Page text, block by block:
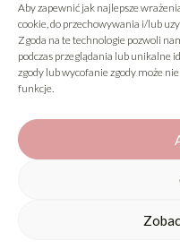
Aby zapewnić jak najlepsze
cookie, do przechowywania i/lub
Zgoda na te technologie pozwoli
podczas przeglądania lub unikalne
zgody lub wycofanie zgody może
funkcje.
elementy wygenerowane
opartych na